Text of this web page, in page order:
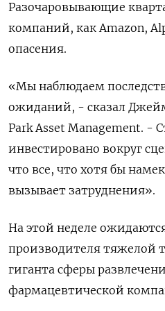
Разочаровывающие
компаний, как Amazon,
опасения.
«Мы наблюдаем
ожиданий, - сказал
Park Asset Management. -
инвестировано вокруг
что все, что хотя бы
вызывает затруднения».
На этой неделе
производителя тяжелой
гиганта сферы
фармацевтической